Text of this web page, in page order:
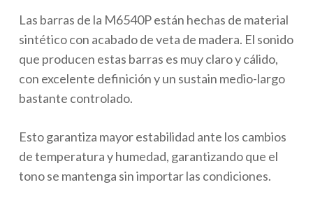
Las barras de la M6540P están hechas de material
sintético con acabado de veta de madera. El sonido
que producen estas barras es muy claro y cálido,
con excelente definición y un sustain medio-largo
bastante controlado.
Esto garantiza mayor estabilidad ante los cambios
de temperatura y humedad, garantizando que el
tono se mantenga sin importar las condiciones.